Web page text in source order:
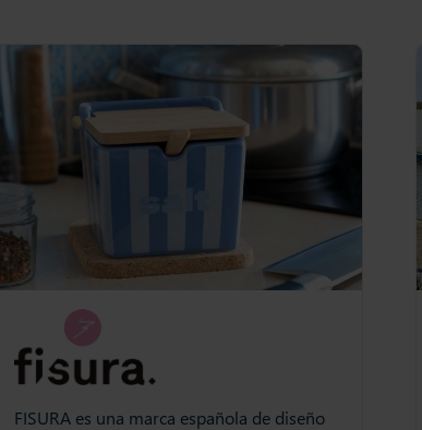
FISURA es una marca española de diseño